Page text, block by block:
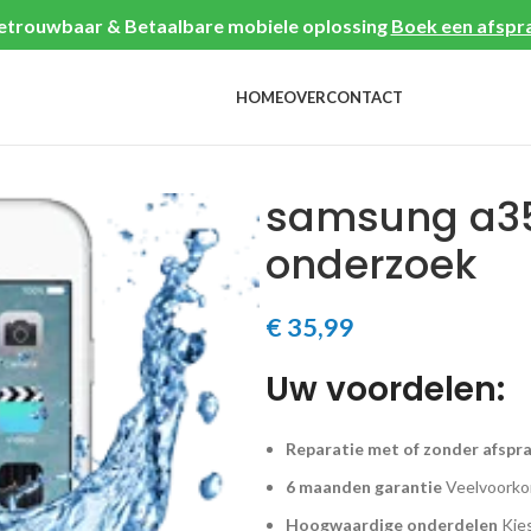
& Betaalbare mobiele oplossing Boek een
HOMEOVERCONTACT
samsung
onderzoek
€ 35,99
Uw voordelen:
Reparatie met of zonder
6 maanden garantie
Hoogwaardige onderdelen